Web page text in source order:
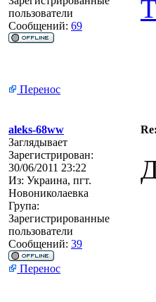
пользователи
Сообщений: 69
Перенос
aleks-68ww
Заглядывает
Зарегистрирован:
30/06/2011 23:22
Из: Украина, пгт.
Новониколаевка
Група:
Зарегистрированные
пользователи
Сообщений: 39
Перенос